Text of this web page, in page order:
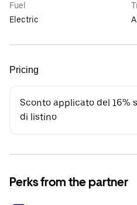
Fuel
Electric
Pricing
Sconto applicato del 16%
di listino
Perks from the partner